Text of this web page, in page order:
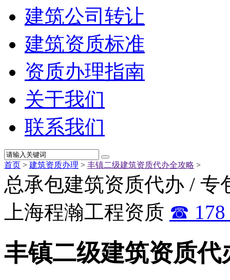
建筑公司转让
建筑资质标准
资质办理指南
关于我们
联系我们
首页 > 建筑资质办理 > 丰镇二级建筑资质代办全攻略 >
总承包建筑资质代办 / 专
上海程瀚工程资质 ☎ 178
丰镇二级建筑资质代